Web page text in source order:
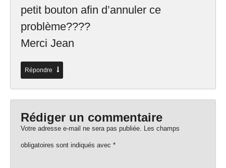
petit bouton afin d’annuler ce
problème????
Merci Jean
Répondre
Rédiger un commentaire
Votre adresse e-mail ne sera pas publiée. Les champs
obligatoires sont indiqués avec *